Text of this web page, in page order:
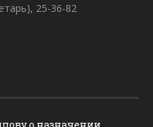
25-36-82